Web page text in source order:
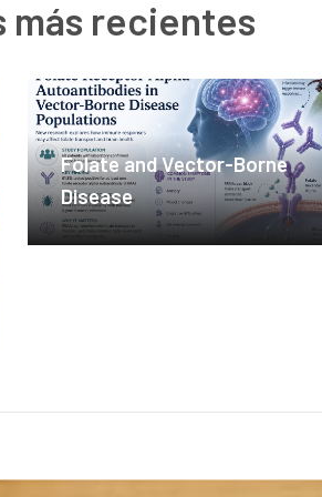
más recientes
Folate and Vector-Borne
Disease